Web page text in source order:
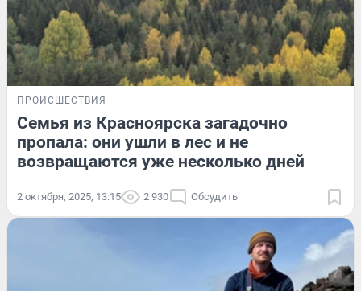
ПРОИСШЕСТВИЯ
Семья из Красноярска загадочно
пропала: они ушли в лес и не
возвращаются уже несколько дней
2 октября, 2025, 13:15 2 930 Обсудить